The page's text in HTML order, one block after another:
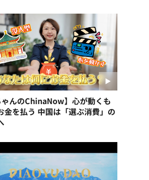
ゃんのChinaNow】心が動くも
金を払う 中国は「選ぶ消費」の